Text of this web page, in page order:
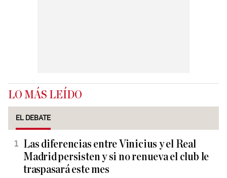
LO MÁS LEÍDO
EL DEBATE
Las diferencias entre Vinicius y el Real
Madrid persisten y si no renueva el club le
traspasará este mes